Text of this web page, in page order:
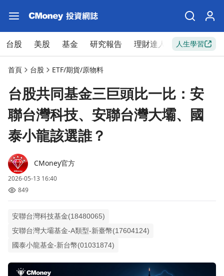
台股 美股 基金 研究報告 理財達人 新手入門
人生學習
首頁 台股 ETF/期貨/原物料
台股共同基金三巨頭比一比：安
聯台灣科技、安聯台灣大壩、國
泰小龍該選誰？
CMoney官方
2026-05-13 16:40
849
安聯台灣科技基金(18480065)
安聯台灣大壩基金-A類型-新臺幣(17604124)
國泰小龍基金-新台幣(01031874)